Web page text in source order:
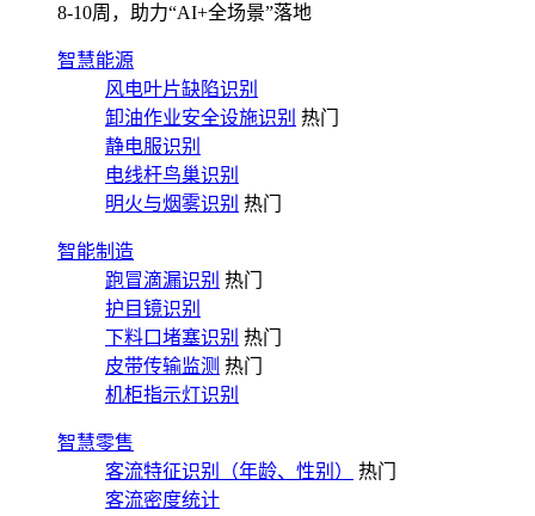
8-10周，助力“AI+全场景”落地
智慧能源
风电叶片缺陷识别
卸油作业安全设施识别 热门
静电服识别
电线杆鸟巢识别
明火与烟雾识别 热门
智能制造
跑冒滴漏识别 热门
护目镜识别
下料口堵塞识别 热门
皮带传输监测 热门
机柜指示灯识别
智慧零售
客流特征识别（年龄、性别）
热门
客流密度统计